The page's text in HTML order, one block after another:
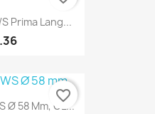
Prima Lang...
Ø 58 Mm, GL...
favorite_border